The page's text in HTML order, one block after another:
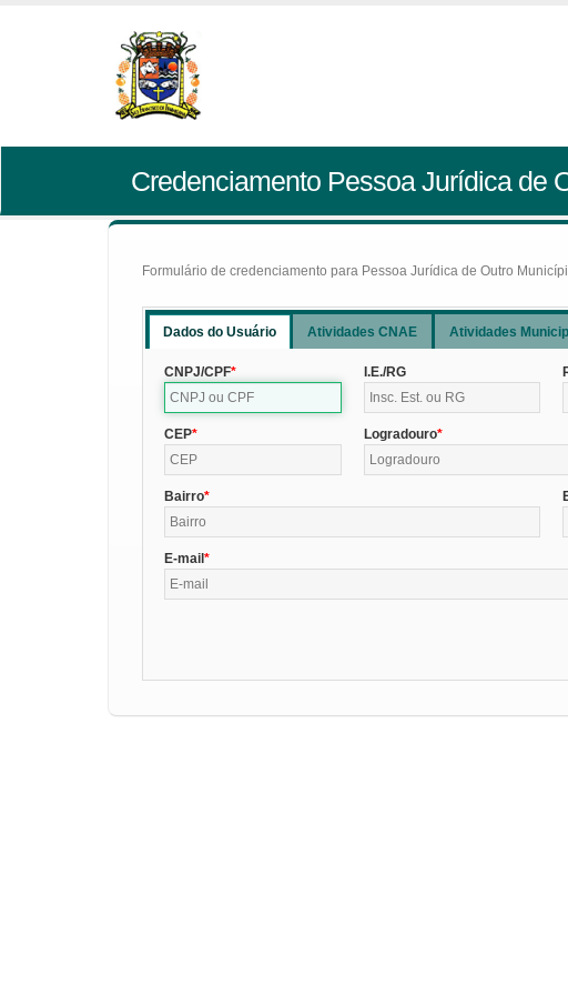
Credenciamento Pessoa Jurídica de
Formulário de credenciamento para Pessoa Jurídica de Outro
Dados do Usuário Atividades CNAE Atividades
CNPJ/CPF I.E./RG
CEP Logradouro
Bairro
E-mail